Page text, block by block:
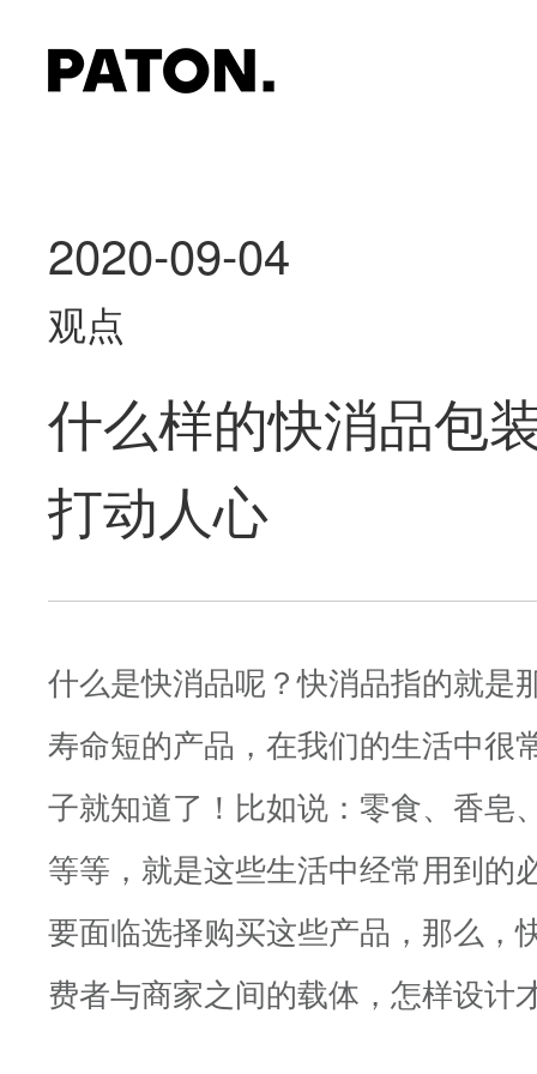
2020-09-04
观点
什么样的快消品包
打动人心
什么是快消品呢？快消品指的就是
寿命短的产品，在我们的生活中很
子就知道了！比如说：零食、香
等等，就是这些生活中经常用到的
要面临选择购买这些产品，那么，
费者与商家之间的载体，怎样设计